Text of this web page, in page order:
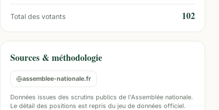
Total des votants 102
Sources & méthodologie
assemblee-nationale.fr
Données issues des scrutins publics de l'Assemblée nationale.
Le détail des positions est repris du jeu de données officiel.